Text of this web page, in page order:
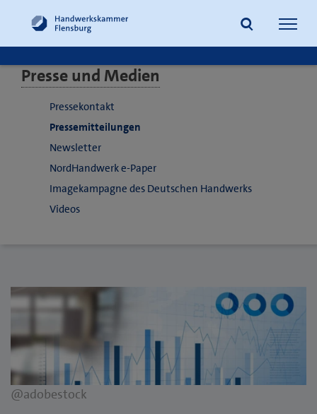
Presse und Medien
Pressekontakt
Pressemitteilungen
Newsletter
NordHandwerk e-Paper
Imagekampagne des Deutschen Handwerks
Videos
@adobestock